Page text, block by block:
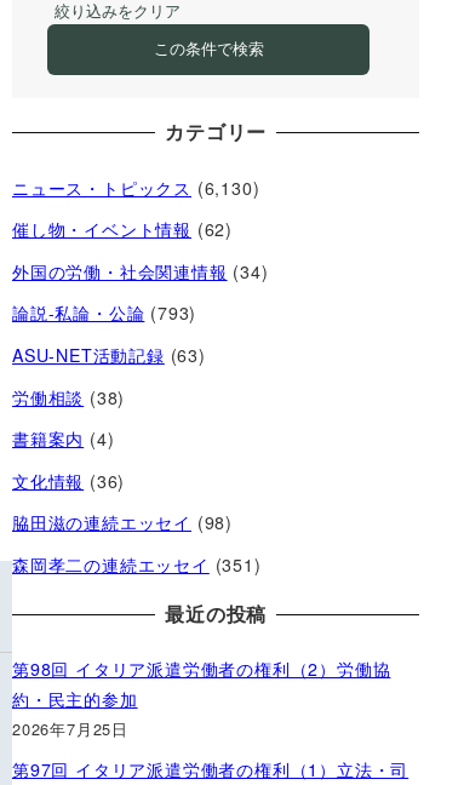
絞り込みをクリア
この条件で検索
カテゴリー
ニュース・トピックス (6,130)
催し物・イベント情報 (62)
外国の労働・社会関連情報 (34)
論説-私論・公論 (793)
ASU-NET活動記録 (63)
労働相談 (38)
書籍案内 (4)
文化情報 (36)
脇田滋の連続エッセイ (98)
森岡孝二の連続エッセイ (351)
最近の投稿
第98回 イタリア派遣労働者の権利（2）労働協
約・民主的参加
2026年7月25日
第97回 イタリア派遣労働者の権利（1）立法・司